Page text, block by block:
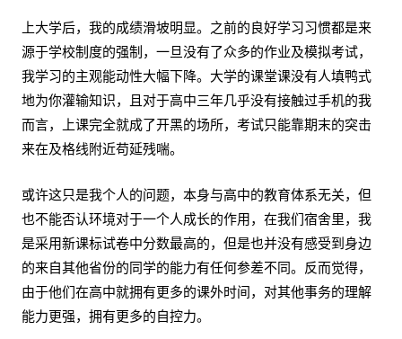
上大学后，我的成绩滑坡明显。之前的良好学习习惯都是来
源于学校制度的强制，一旦没有了众多的作业及模拟考试，
我学习的主观能动性大幅下降。大学的课堂课没有人填鸭式
地为你灌输知识，且对于高中三年几乎没有接触过手机的我
而言，上课完全就成了开黑的场所，考试只能靠期末的突击
来在及格线附近苟延残喘。
或许这只是我个人的问题，本身与高中的教育体系无关，但
也不能否认环境对于一个人成长的作用，在我们宿舍里，我
是采用新课标试卷中分数最高的，但是也并没有感受到身边
的来自其他省份的同学的能力有任何参差不同。反而觉得，
由于他们在高中就拥有更多的课外时间，对其他事务的理解
能力更强，拥有更多的自控力。